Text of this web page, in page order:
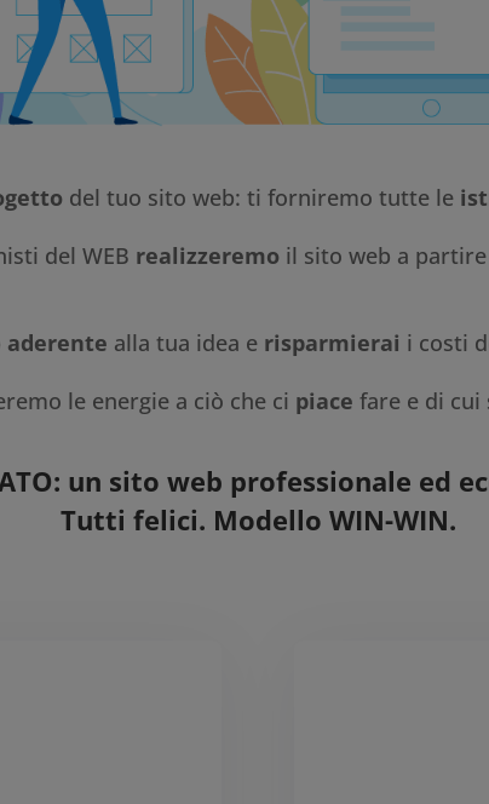
del tuo sito web: ti forniremo tutte le
del WEB realizzeremo il sito web a
aderente alla tua idea e risparmierai i costi
le energie a ciò che ci piace fare e di cui
un sito web professionale ed
Tutti felici. Modello WIN-WIN.